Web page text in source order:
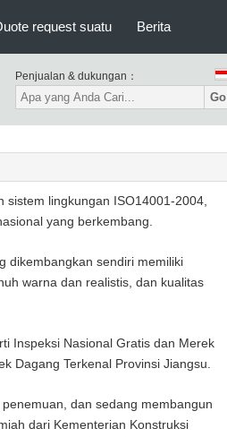
request suatu Berita
Penjualan & dukungan：
Go
lingkungan ISO14001-2004,
yang berkembang.
dikembangkan sendiri memiliki
warna dan realistis, dan kualitas
Inspeksi Nasional Gratis dan Merek
Dagang Terkenal Provinsi Jiangsu.
dan sedang membangun
dari Kementerian Konstruksi